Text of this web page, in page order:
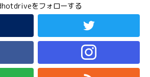
をフォローする